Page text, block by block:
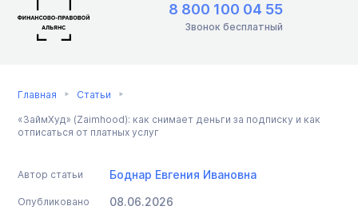
8 800 100 04 55
Звонок бесплатный
Главная Статьи
«ЗаймХуд» (Zaimhood): как снимает деньги за подписку и как
отписаться от платных услуг
Автор статьи Боднар Евгения Ивановна
Опубликовано 08.06.2026